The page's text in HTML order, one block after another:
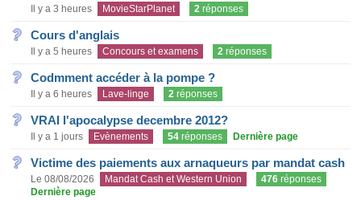
Il y a 3 heures MovieStarPlanet 2 réponses
Cours d'anglais
Il y a 5 heures Concours et examens 2 réponses
Codmment accéder à la pompe ?
Il y a 6 heures Lave-linge 2 réponses
VRAI l'apocalypse decembre 2012?
Il y a 1 jours Evènements 54 réponses Dernière page
Victime des paiements aux arnaqueurs par mandat cash
Le 08/08/2026 Mandat Cash et Western Union 476 réponses
Dernière page